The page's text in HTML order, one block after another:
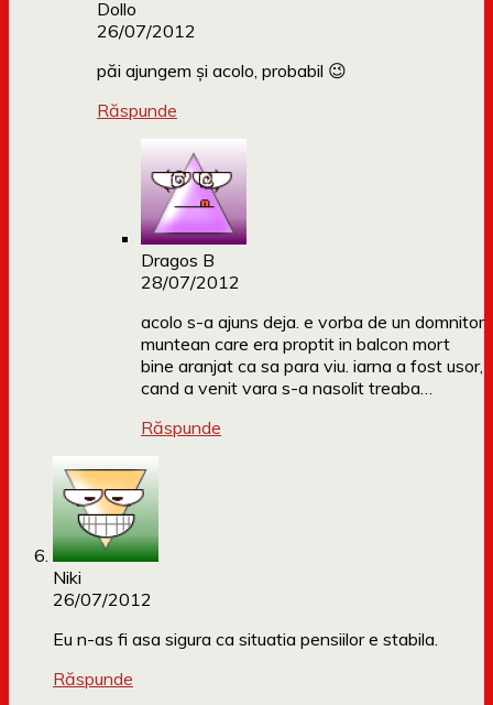
Dollo
26/07/2012
păi ajungem și acolo, probabil 😉
Răspunde
Dragos B
28/07/2012
acolo s-a ajuns deja. e vorba de un domnitor
muntean care era proptit in balcon mort
bine aranjat ca sa para viu. iarna a fost usor,
cand a venit vara s-a nasolit treaba…
Răspunde
Niki
26/07/2012
Eu n-as fi asa sigura ca situatia pensiilor e stabila.
Răspunde